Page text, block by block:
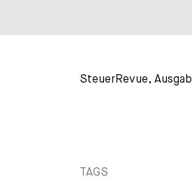
SteuerRevue,
TAGS